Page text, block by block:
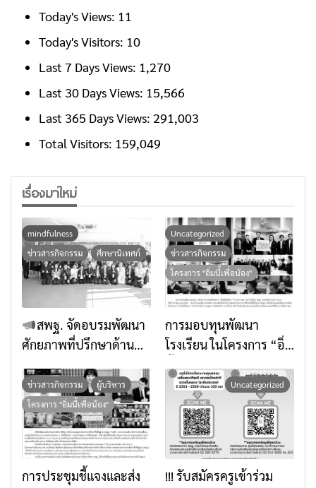
Today's Views: 11
Today's Visitors: 10
Last 7 Days Views: 1,270
Last 30 Days Views: 15,566
Last 365 Days Views: 291,003
Total Visitors: 159,049
เรื่องมาใหม่
mindfulness
ข่าวสารกิจกรรม
ศึกษานิเทศก์
สพฐ. จัดอบรมพัฒนา
ศักยภาพที่ปรึกษาด้าน
ทางจิตใจด้วยศาสตร์แห่ง
สติ เตรียมพร้อมยกระดับ
การส่งเสริมคุณธรรมใน
ระดับพื้นที่ผ่านการเรียนรู้
วิถีใหม่
Uncategorized
ข่าวสารกิจกรรม
โครงการ "อิ่มนี้เพื่อน้อง"
การมอบทุนพัฒนา
โรงเรียน ในโครงการ “อิ่ม
๒๕๖๙ ธนาคารออมสิน
มอบทุน จำนวน 100
โรงเรียน จำนวนทั้งสิ้น
5,000,000 บาท
ข่าวสารกิจกรรม
ผู้บริหาร
โครงการ "อิ่มนี้เพื่อน้อง"
การประชุมชี้แจงและส่ง
Uncategorized
!!! รับสมัครครูเข้าร่วม